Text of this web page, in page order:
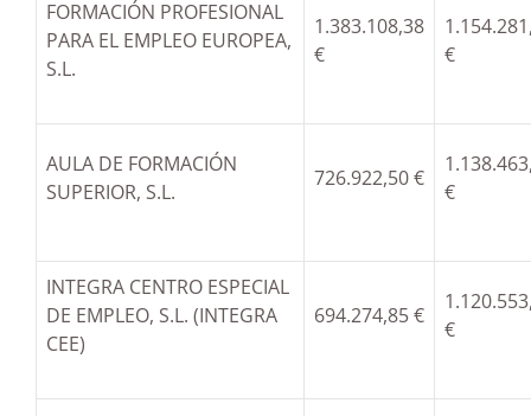
FORMACIÓN PROFESIONAL
PARA EL EMPLEO EUROPEA,
S.L.
1.383.108,38
€
€
AULA DE FORMACIÓN
SUPERIOR, S.L.
726.922,50 €
€
INTEGRA CENTRO ESPECIAL
DE EMPLEO, S.L. (INTEGRA
CEE)
694.274,85 €
€